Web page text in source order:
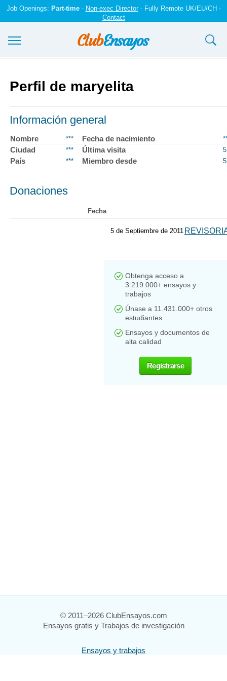
Job Openings: Part-time- Non-exec Director- Fully Remote UK/EU/CH -
Contact
Registrarse
Iniciar sesión
Contáctenos
Perfil de maryelita
Información general
Nombre *** Fecha de nacimiento
Ciudad *** Última visita
País *** Miembro desde
Donaciones
Fecha
5 de Septiembre de 2011
Obtenga acceso a
3.219.000+ ensayos y
trabajos
Únase a 11.431.000+ otros
estudiantes
Ensayos y documentos de
alta calidad
Registrarse
© 2011–2026 ClubEnsayos.com
Ensayos gratis y Trabajos de investigación
Ensayos y trabajos